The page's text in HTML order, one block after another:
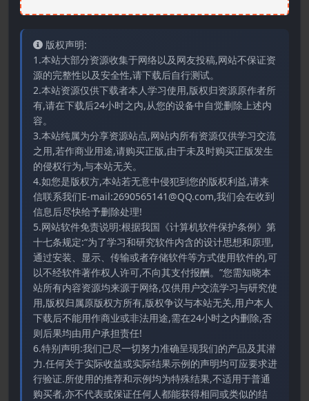
版权声明:
1.本站大部分资源收集于网络以及网友投稿,网站不保证资
源的完整性以及安全性,请下载后自行测试。
2.本站资源仅供下载者本人学习使用,版权归资源原作者所
有,请在下载后24小时之内,从您的设备中自觉删除上述内
容。
3.本站纯属为分享资源站点,网站内所有资源仅供学习交流
之用,若作商业用途,请购买正版,由于未及时购买正版发生
的侵权行为,与本站无关。
4.如您是版权方,本站若无意中侵犯到您的版权利益,请来
信联系我们E-mail:2690565141@QQ.com,我们会在收到
信息后尽快给予删除处理!
5.网站软件免责说明:根据我国《计算机软件保护条例》第
十七条规定:“为了学习和研究软件内含的设计思想和原理,
通过安装、显示、传输或者存储软件等方式使用软件的,可
以不经软件著作权人许可,不向其支付报酬。”您需知晓本
站所有内容资源均来源于网络,仅供用户交流学习与研究使
用,版权归属原版权方所有,版权争议与本站无关,用户本人
下载后不能用作商业或非法用途,需在24小时之内删除,否
则后果均由用户承担责任!
6.特别声明:我们已尽一切努力准确呈现我们的产品及其潜
力.任何关于实际收益或实际结果示例的声明均可应要求进
行验证.所使用的推荐和示例均为特殊结果,不适用于普通
购买者,亦不代表或保证任何人都能获得相同或类似的结